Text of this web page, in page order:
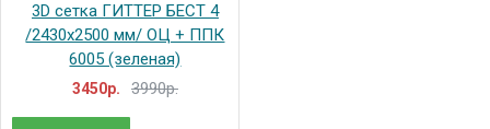
3D сетка ГИТТЕР БЕСТ 4
/2430x2500 мм/ ОЦ + ППК
6005 (зеленая)
3450р. 3990р.